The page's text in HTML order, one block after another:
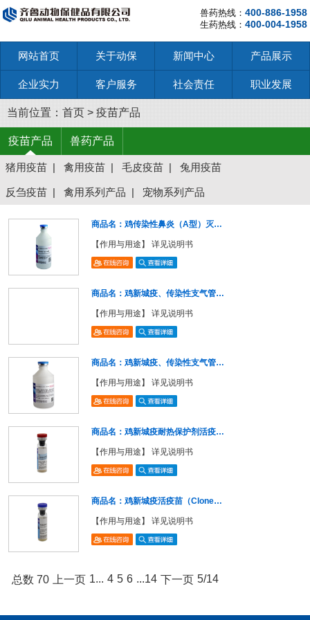
兽药热线： 400-886-1958
生药热线： 400-004-1958
网站首页 关于动保 新闻中心 产品展示
企业实力 客户服务 社会责任 职业发展
当前位置： 首页 > 疫苗产品
疫苗产品 兽药产品
猪用疫苗 | 禽用疫苗 | 毛皮疫苗 | 兔用疫苗
反刍疫苗 | 禽用系列产品 | 宠物系列产品
商品名：鸡传染性鼻炎（A型）灭…
【作用与用途】 详见说明书
商品名：鸡新城疫、传染性支气管…
【作用与用途】 详见说明书
商品名：鸡新城疫、传染性支气管…
【作用与用途】 详见说明书
商品名：鸡新城疫耐热保护剂活疫…
【作用与用途】 详见说明书
商品名：鸡新城疫活疫苗（Clone…
【作用与用途】 详见说明书
总数 70 上一页 1... 4 5 6 ...14 下一页 5/14